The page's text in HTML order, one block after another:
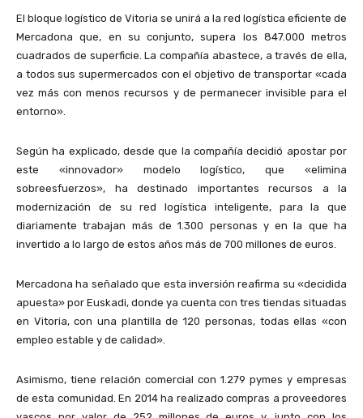
El bloque logístico de Vitoria se unirá a la red logística eficiente de
Mercadona que, en su conjunto, supera los 847.000 metros
cuadrados de superficie. La compañía abastece, a través de ella,
a todos sus supermercados con el objetivo de transportar «cada
vez más con menos recursos y de permanecer invisible para el
entorno».
Según ha explicado, desde que la compañía decidió apostar por
este «innovador» modelo logístico, que «elimina
sobreesfuerzos», ha destinado importantes recursos a la
modernización de su red logística inteligente, para la que
diariamente trabajan más de 1.300 personas y en la que ha
invertido a lo largo de estos años más de 700 millones de euros.
Mercadona ha señalado que esta inversión reafirma su «decidida
apuesta» por Euskadi, donde ya cuenta con tres tiendas situadas
en Vitoria, con una plantilla de 120 personas, todas ellas «con
empleo estable y de calidad».
Asimismo, tiene relación comercial con 1.279 pymes y empresas
de esta comunidad. En 2014 ha realizado compras a proveedores